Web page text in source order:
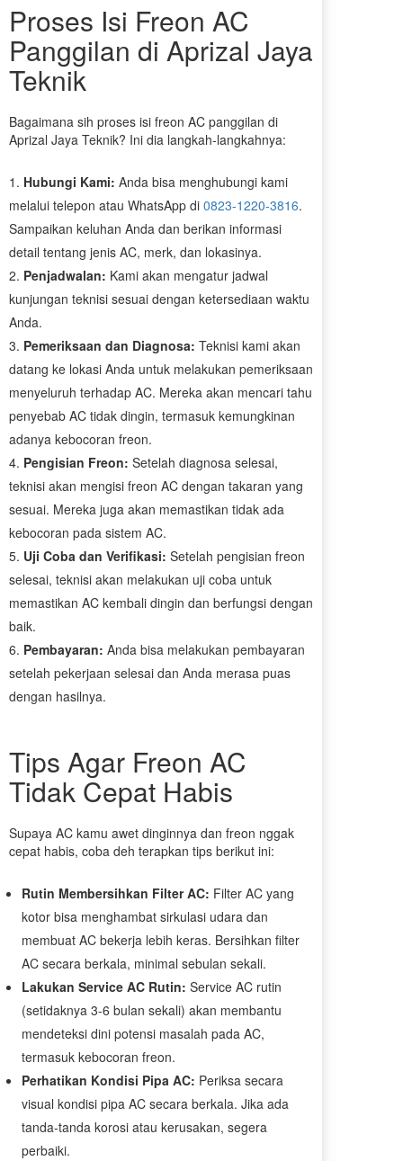
Proses Isi Freon AC
Panggilan di Aprizal Jaya
Teknik
Bagaimana sih proses isi freon AC panggilan di
Aprizal Jaya Teknik? Ini dia langkah-langkahnya:
Hubungi Kami: Anda bisa menghubungi kami
melalui telepon atau WhatsApp di 0823-1220-3816.
Sampaikan keluhan Anda dan berikan informasi
detail tentang jenis AC, merk, dan lokasinya.
Penjadwalan: Kami akan mengatur jadwal
kunjungan teknisi sesuai dengan ketersediaan waktu
Anda.
Pemeriksaan dan Diagnosa: Teknisi kami akan
datang ke lokasi Anda untuk melakukan pemeriksaan
menyeluruh terhadap AC. Mereka akan mencari tahu
penyebab AC tidak dingin, termasuk kemungkinan
adanya kebocoran freon.
Pengisian Freon: Setelah diagnosa selesai,
teknisi akan mengisi freon AC dengan takaran yang
sesuai. Mereka juga akan memastikan tidak ada
kebocoran pada sistem AC.
Uji Coba dan Verifikasi: Setelah pengisian freon
selesai, teknisi akan melakukan uji coba untuk
memastikan AC kembali dingin dan berfungsi dengan
baik.
Pembayaran: Anda bisa melakukan pembayaran
setelah pekerjaan selesai dan Anda merasa puas
dengan hasilnya.
Tips Agar Freon AC
Tidak Cepat Habis
Supaya AC kamu awet dinginnya dan freon nggak
cepat habis, coba deh terapkan tips berikut ini:
Rutin Membersihkan Filter AC: Filter AC yang
kotor bisa menghambat sirkulasi udara dan
membuat AC bekerja lebih keras. Bersihkan filter
AC secara berkala, minimal sebulan sekali.
Lakukan Service AC Rutin: Service AC rutin
(setidaknya 3-6 bulan sekali) akan membantu
mendeteksi dini potensi masalah pada AC,
termasuk kebocoran freon.
Perhatikan Kondisi Pipa AC: Periksa secara
visual kondisi pipa AC secara berkala. Jika ada
tanda-tanda korosi atau kerusakan, segera
perbaiki.